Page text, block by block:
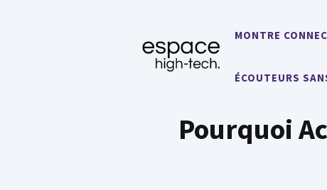
MONTRE
ÉCOUTEURS
Pourquoi